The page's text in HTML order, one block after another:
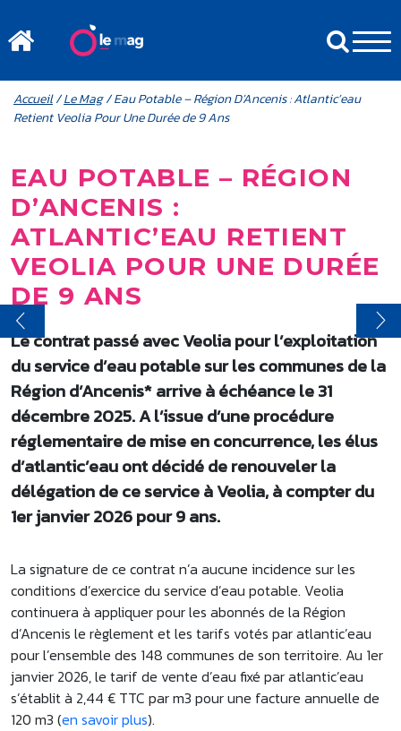
MENU MOBILE
FIL D'ARIANE
Accueil/Le Mag/ Eau Potable – Région D’Ancenis : Atlantic’eau
Retient Veolia Pour Une Durée de 9 Ans
EAU POTABLE – RÉGION
D’ANCENIS :
ATLANTIC’EAU RETIENT
VEOLIA POUR UNE DURÉE
DE 9 ANS
Le contrat passé avec Veolia pour l’exploitation
du service d’eau potable sur les communes de la
Région d’Ancenis* arrive à échéance le 31
décembre 2025. A l’issue d’une procédure
réglementaire de mise en concurrence, les élus
d’atlantic’eau ont décidé de renouveler la
délégation de ce service à Veolia, à compter du
1er janvier 2026 pour 9 ans.
La signature de ce contrat n’a aucune incidence sur les
conditions d’exercice du service d’eau potable. Veolia
continuera à appliquer pour les abonnés de la Région
d’Ancenis le règlement et les tarifs votés par atlantic’eau
pour l’ensemble des 148 communes de son territoire. Au 1er
janvier 2026, le tarif de vente d’eau fixé par atlantic’eau
s’établit à 2,44 € TTC par m3 pour une facture annuelle de
120 m3 (en savoir plus).